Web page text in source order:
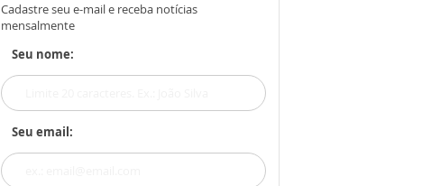
Cadastre seu e-mail e receba notícias
mensalmente
Seu nome:
Seu email: